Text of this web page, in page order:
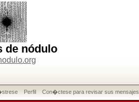
de nódulo
Perfil Con�ctese para revisar sus mensajes